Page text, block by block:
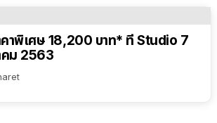
าพิเศษ 18,200 บาท* ที่ Studio 7
คม 2563